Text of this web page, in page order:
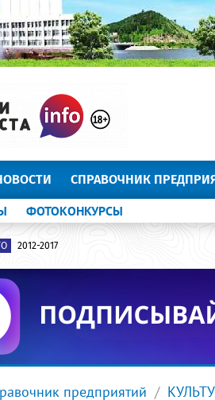
СПРАВОЧНИК
ФОТОКОНКУРСЫ
2012-2017
предприятий